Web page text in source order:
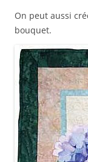
On peut aussi
bouquet.